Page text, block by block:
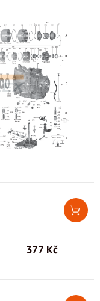
377 Kč